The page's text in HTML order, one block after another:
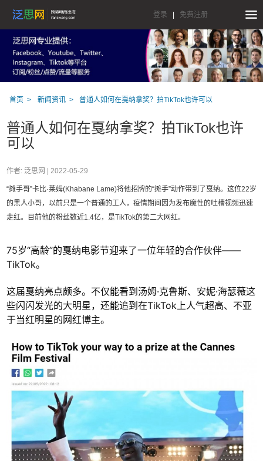
登录 免费注册
首页 新闻资讯 普通人如何在戛纳拿奖？拍TikTok也许可以
普通人如何在戛纳拿奖？拍TikTok也许
可以
作者: 泛思网 | 2022-05-29
“摊手哥”卡比·莱姆(Khabane Lame)将他招牌的“摊手”动作带到了戛纳。这位22岁
的黑人小哥，以前只是一个普通的工人，疫情期间因为发布魔性的吐槽视频迅速
走红。目前他的粉丝数近1.4亿，是TikTok的第二大网红。
75岁“高龄”的戛纳电影节迎来了一位年轻的合作伙伴——
TikTok。
这届戛纳亮点颇多。不仅能看到汤姆·克鲁斯、安妮·海瑟薇这
些闪闪发光的大明星，还能追到在TikTok上人气超高、不亚
于当红明星的网红博主。